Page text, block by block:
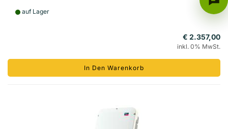
auf Lager
€ 2.357,00
inkl. 0% MwSt.
In Den Warenkorb